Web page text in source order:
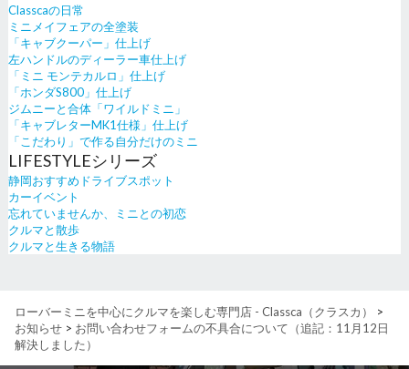
Classcaの日常
ミニメイフェアの全塗装
「キャブクーパー」仕上げ
左ハンドルのディーラー車仕上げ
「ミニ モンテカルロ」仕上げ
「ホンダS800」仕上げ
ジムニーと合体「ワイルドミニ」
「キャブレターMK1仕様」仕上げ
「こだわり」で作る自分だけのミニ
LIFESTYLEシリーズ
静岡おすすめドライブスポット
カーイベント
忘れていませんか、ミニとの初恋
クルマと散歩
クルマと生きる物語
ローバーミニを中心にクルマを楽しむ専門店 - Classca（クラスカ）
>
お知らせ > お問い合わせフォームの不具合について（追記：11月12日
解決しました）